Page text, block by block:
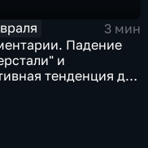
3 мин
Падение
и
тенденция для